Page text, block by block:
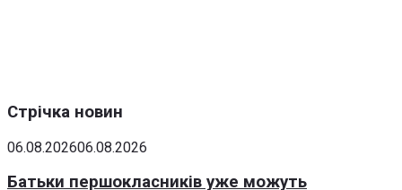
Стрічка новин
06.08.202606.08.2026
Батьки першокласників уже можуть